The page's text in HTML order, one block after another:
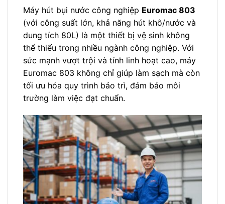
Máy hút bụi nước công nghiệp Euromac 803
(với công suất lớn, khả năng hút khô/nước và
dung tích 80L) là một thiết bị vệ sinh không
thể thiếu trong nhiều ngành công nghiệp. Với
sức mạnh vượt trội và tính linh hoạt cao, máy
Euromac 803 không chỉ giúp làm sạch mà còn
tối ưu hóa quy trình bảo trì, đảm bảo môi
trường làm việc đạt chuẩn.